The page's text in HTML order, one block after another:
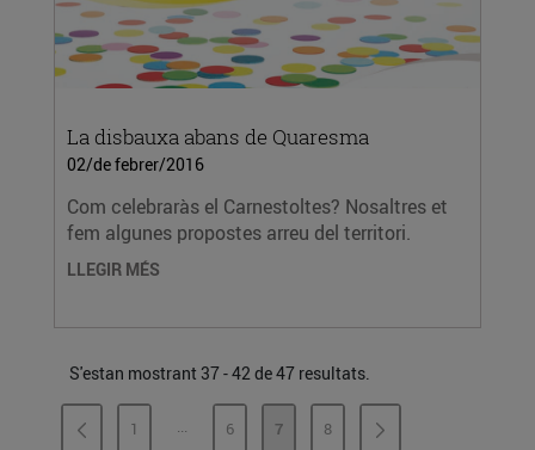
La disbauxa abans de Quaresma
02/de febrer/2016
Com celebraràs el Carnestoltes? Nosaltres et
fem algunes propostes arreu del territori.
LLEGIR MÉS
S'estan mostrant 37 - 42 de 47 resultats.
PÀGINA
1 ...PÀGINES INTERMÈDIES
PÀGINA
6 PÀGINA
7 PÀGINA
8